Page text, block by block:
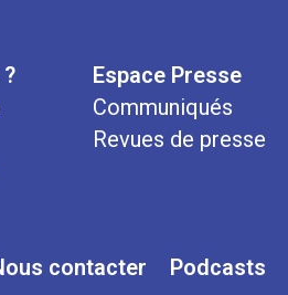
Espace Presse
Communiqués
Revues de presse
contacter Podcasts